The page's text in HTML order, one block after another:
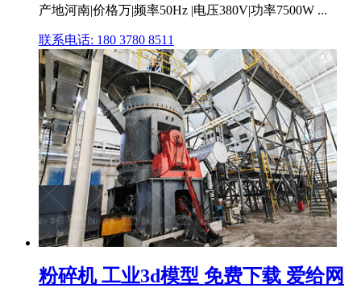
产地河南|价格万|频率50Hz |电压380V|功率7500W ...
联系电话: 180 3780 8511
粉碎机 工业3d模型 免费下载 爱给网